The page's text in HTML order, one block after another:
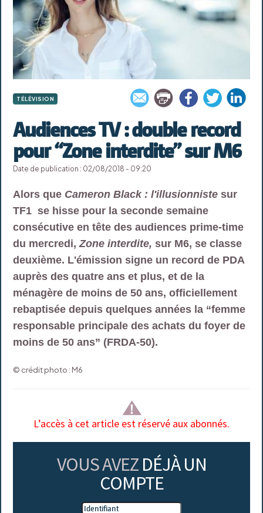
TÉLÉVISION
Audiences TV : double record
pour “Zone interdite” sur M6
Date de publication : 02/08/2018 - 09:20
Alors que Cameron Black : l'illusionniste sur
TF1 se hisse pour la seconde semaine
consécutive en tête des audiences prime-time
du mercredi,Zone interdite, sur M6, se classe
deuxième. L'émission signe un record de PDA
auprès des quatre ans et plus, et de la
ménagère de moins de 50 ans, officiellement
rebaptisée depuis quelques années la “femme
responsable principale des achats du foyer de
moins de 50 ans” (FRDA-50).
© crédit photo : M6
L’accès à cet article est réservé aux abonnés.
VOUS AVEZ DÉJÀ UN
COMPTE